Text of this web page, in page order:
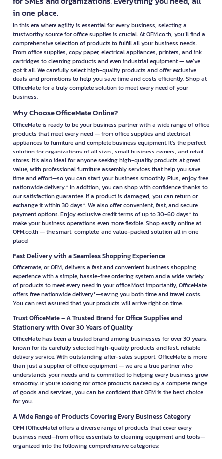
Barcode Scanners
Barcode scanners capture barcode information for inventory
tracking, point-of-sale systems, stock counting, and warehouse
operations. Available in wired, wireless, handheld, and
presentation scanner models to suit different business
environments.
Document Scanners
Document scanners convert paper documents into digital files
for secure storage and easy sharing. Flatbed, sheet-fed, and
portable scanners are available for accounting, administration,
legal offices, and businesses transitioning to paperless
workflows.
Copiers & Photocopiers
Built for organizations with continuous high-volume copying
requirements, modern copiers often include network printing,
scanning, and document management features. Consider copy
speed, monthly duty cycle, maintenance services, and workflow
requirements before purchasing.
Fax Machines
Fax machines continue to support organizations that exchange
documents through telephone networks. Verify telephone
consumables before selecting a model.
3D Printers
3D printers transform digital designs into physical prototypes
and functional models. They are widely used in engineering,
manufacturing, education, product design, and rapid
prototyping. Evaluate build volume, print resolution,
compatible materials, and supported software before investing.
Printer Ink & Printing Consumables
Select printer ink and consumables based on your printer
brand, model number, and compatible cartridge code. Avoid
purchasing ink solely based on cartridge appearance or color, as
similar-looking cartridges may not be compatible with your
printer.
Printer Ink
Browse ink bottles, refill ink, and printing supplies for a wide
range of printer systems. Before purchasing, verify the printer
model, compatible ink code, page yield, color options, and
in one place.
In this era where agility is essential for every business, selecting a
trustworthy source for office supplies is crucial. At OFM.co.th, you’ll find a
comprehensive selection of products to fulfill all your business needs.
From office supplies, copy paper, electrical appliances, printers, and ink
cartridges to cleaning products and even industrial equipment — we’ve
got it all. We carefully select high-quality products and offer exclusive
deals and promotions to help you save time and costs efficiently. Shop at
OfficeMate for a truly complete solution to meet every need of your
business.
Why Choose OfficeMate Online?
OfficeMate is ready to be your business partner with a wide range of office
products that meet every need — from office supplies and electrical
appliances to furniture and complete business equipment. It’s the perfect
solution for organizations of all sizes, small business owners, and retail
stores. It’s also ideal for anyone seeking high-quality products at great
value, with professional furniture assembly services that help you save
time and effort—so you can start your business smoothly. Plus, enjoy free
nationwide delivery.* In addition, you can shop with confidence thanks to
our satisfaction guarantee. If a product is damaged, you can return or
exchange it within 30 days*. We also offer convenient, fast, and secure
payment options. Enjoy exclusive credit terms of up to 30–60 days* to
make your business operations even more flexible. Shop easily online at
OFM.co.th — the smart, complete, and value-packed solution all in one
place!
Fast Delivery with a Seamless Shopping Experience
Officemate, or OFM, delivers a fast and convenient business shopping
experience with a simple, hassle-free ordering system and a wide variety
of products to meet every need in your office.Most importantly, OfficeMate
offers free nationwide delivery*—saving you both time and travel costs.
You can rest assured that your products will arrive right on time.
Trust OfficeMate – A Trusted Brand for Office Supplies and
Stationery with Over 30 Years of Quality
OfficeMate has been a trusted brand among businesses for over 30 years,
known for its carefully selected high-quality products and fast, reliable
delivery service. With outstanding after-sales support, OfficeMate is more
than just a supplier of office equipment — we are a true partner who
understands your needs and is committed to helping every business grow
smoothly. If you're looking for office products backed by a complete range
of goods and services, you can be confident that OFM is the best choice
for you.
A Wide Range of Products Covering Every Business Category
OFM (OfficeMate) offers a diverse range of products that cover every
business need—from office essentials to cleaning equipment and tools—
organized into the following comprehensive categories: